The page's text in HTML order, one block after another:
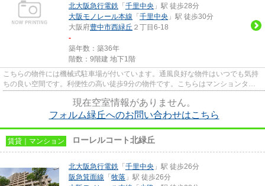
北大阪急行電鉄 「 千里中央 」駅 徒歩28分
大阪モノレール本線 「 千里中央 」駅 徒歩30分
大阪府豊中市西緑丘 ２丁目6-18
-
築年数：築36年
階数：9階建 地下1階
こちらの物件には機械式駐車場が付いています。通風良好な物件はいつでも気持
ちの良い空間です。利便性の高い徒歩9分の物件です。こちらはマンションタイ
現在空室情報がありません。
フォルム緑丘へのお問い合わせはこちら
賃貸｜マンション ローレルコート北緑丘
北大阪急行電鉄 「 千里中央 」駅 徒歩26分
阪急箕面線 「 牧落 」駅 徒歩26分